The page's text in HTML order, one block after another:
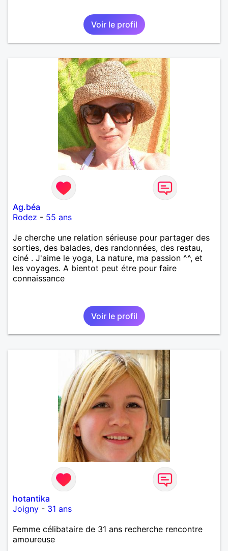
Voir le profil
Ag.béa
Rodez - 55 ans
Je cherche une relation sérieuse pour partager des
sorties, des balades, des randonnées, des restau,
ciné . J'aime le yoga, La nature, ma passion ^^, et
les voyages. A bientot peut étre pour faire
connaissance
Voir le profil
hotantika
Joigny - 31 ans
Femme célibataire de 31 ans recherche rencontre
amoureuse